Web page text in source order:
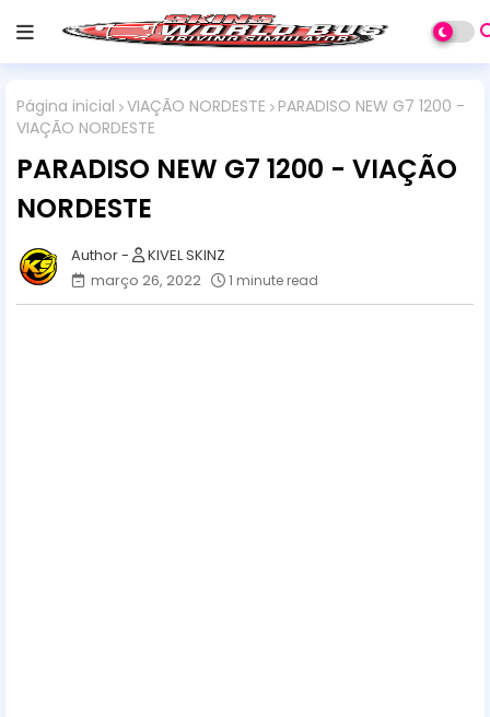
Página inicial VIAÇÃO NORDESTE
PARADISO NEW G7 1200 -
VIAÇÃO NORDESTE
PARADISO NEW G7 1200 - VIAÇÃO
NORDESTE
KIVEL SKINZ
março 26, 2022
1 minute read